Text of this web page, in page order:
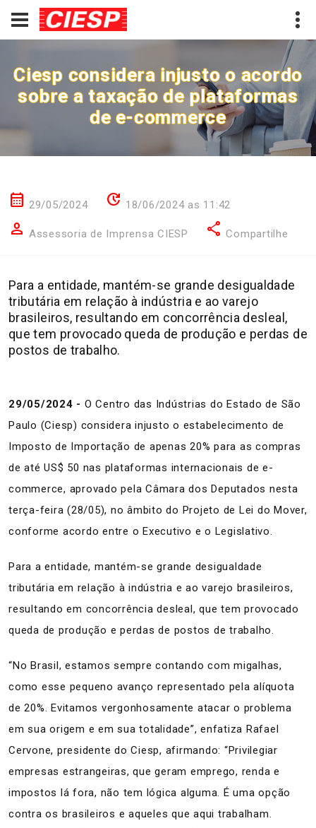
Ciesp considera injusto o acordo
sobre a taxação de plataformas
de e-commerce
calendar_month 29/05/2024 update 18/06/2024 as 11:42
person Assessoria de Imprensa CIESP share Compartilhe
Para a entidade, mantém-se grande desigualdade
tributária em relação à indústria e ao varejo
brasileiros, resultando em concorrência desleal,
que tem provocado queda de produção e perdas de
postos de trabalho.
29/05/2024 - O Centro das Indústrias do Estado de São
Paulo (Ciesp) considera injusto o estabelecimento de
Imposto de Importação de apenas 20% para as compras
de até US$ 50 nas plataformas internacionais de e-
commerce, aprovado pela Câmara dos Deputados nesta
terça-feira (28/05), no âmbito do Projeto de Lei do Mover,
conforme acordo entre o Executivo e o Legislativo.
Para a entidade, mantém-se grande desigualdade
tributária em relação à indústria e ao varejo brasileiros,
resultando em concorrência desleal, que tem provocado
queda de produção e perdas de postos de trabalho.
“No Brasil, estamos sempre contando com migalhas,
como esse pequeno avanço representado pela alíquota
de 20%. Evitamos vergonhosamente atacar o problema
em sua origem e em sua totalidade”, enfatiza Rafael
Cervone, presidente do Ciesp, afirmando: “Privilegiar
empresas estrangeiras, que geram emprego, renda e
impostos lá fora, não tem lógica alguma. É uma opção
contra os brasileiros e aqueles que aqui trabalham.